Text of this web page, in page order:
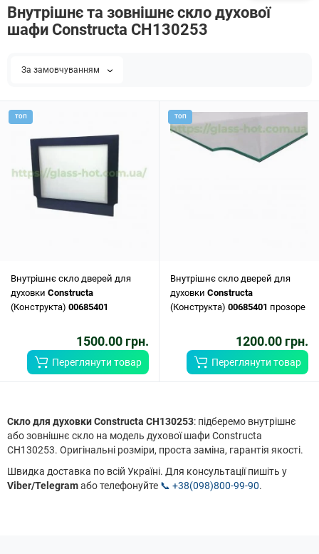
Внутрішнє та зовнішнє скло духової
шафи Constructa CH130253
За замовчуванням
ТОП
Внутрішнє скло дверей для
духовки Constructa
(Конструкта) 00685401
1500.00 грн.
Переглянути товар
ТОП
Внутрішнє скло дверей для
духовки Constructa
(Конструкта) 00685401 прозоре
1200.00 грн.
Переглянути товар
Скло для духовки Constructa CH130253: підберемо внутрішнє
або зовнішнє скло на модель духової шафи Constructa
CH130253. Оригінальні розміри, проста заміна, гарантія якості.
Швидка доставка по всій Україні. Для консультації пишіть у
Viber/Telegramабо телефонуйте 📞 +38(098)800-99-90.